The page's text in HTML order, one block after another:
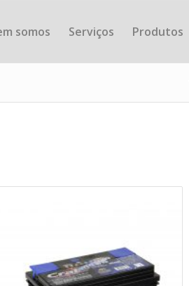
somos Serviços Produtos